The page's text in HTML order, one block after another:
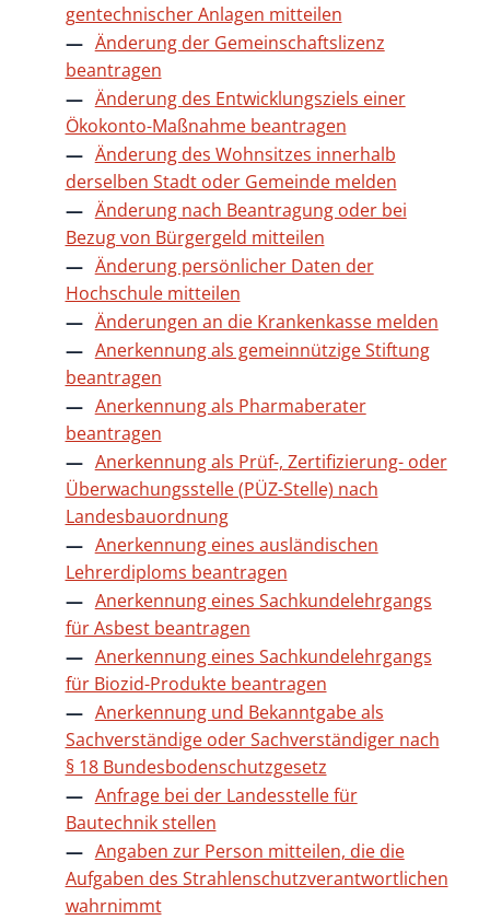
gentechnischer Anlagen mitteilen
Änderung der Gemeinschaftslizenz
beantragen
Änderung des Entwicklungsziels einer
Ökokonto-Maßnahme beantragen
Änderung des Wohnsitzes innerhalb
derselben Stadt oder Gemeinde melden
Änderung nach Beantragung oder bei
Bezug von Bürgergeld mitteilen
Änderung persönlicher Daten der
Hochschule mitteilen
Änderungen an die Krankenkasse melden
Anerkennung als gemeinnützige Stiftung
beantragen
Anerkennung als Pharmaberater
beantragen
Anerkennung als Prüf-, Zertifizierung- oder
Überwachungsstelle (PÜZ-Stelle) nach
Landesbauordnung
Anerkennung eines ausländischen
Lehrerdiploms beantragen
Anerkennung eines Sachkundelehrgangs
für Asbest beantragen
Anerkennung eines Sachkundelehrgangs
für Biozid-Produkte beantragen
Anerkennung und Bekanntgabe als
Sachverständige oder Sachverständiger nach
§ 18 Bundesbodenschutzgesetz
Anfrage bei der Landesstelle für
Bautechnik stellen
Angaben zur Person mitteilen, die die
Aufgaben des Strahlenschutzverantwortlichen
wahrnimmt